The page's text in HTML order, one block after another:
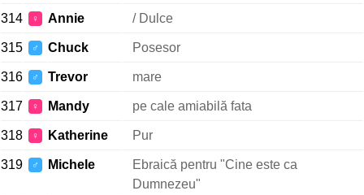
314 ♀ Annie / Dulce
315 ♂ Chuck Posesor
316 ♂ Trevor mare
317 ♀ Mandy pe cale amiabilă fata
318 ♀ Katherine Pur
319 ♂ Michele
Ebraică pentru "Cine este ca
Dumnezeu"